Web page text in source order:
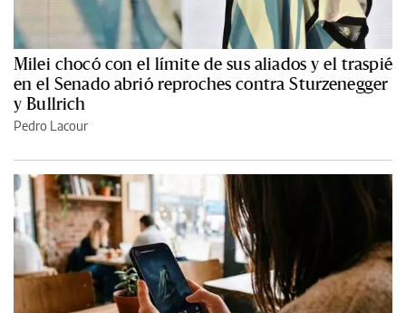
Milei chocó con el límite de sus aliados y el traspié
en el Senado abrió reproches contra Sturzenegger
y Bullrich
Pedro Lacour